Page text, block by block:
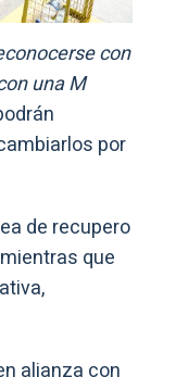
con
una M
por
de recupero
que
alianza con